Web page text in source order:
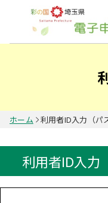
ホーム 利用者ID入力（パ
利用者ID入力